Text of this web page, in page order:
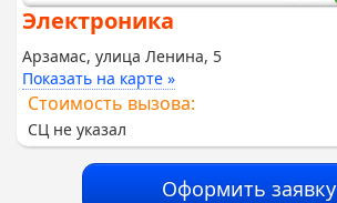
Электроника
Арзамас, улица Ленина, 5
Показать на карте »
Стоимость вызова:
СЦ не указал
Оформить заявку